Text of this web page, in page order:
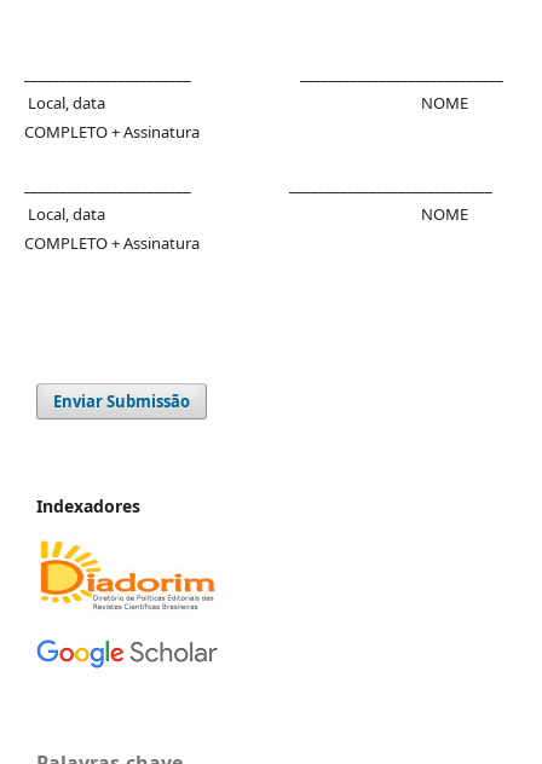
Local, data NOME
COMPLETO + Assinatura
Local, data NOME
COMPLETO + Assinatura
Enviar Submissão
Indexadores